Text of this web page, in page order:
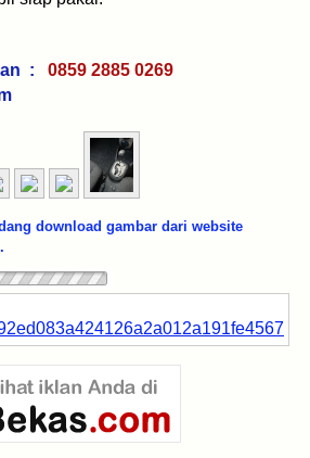
:
0859 2885 0269
download gambar dari website